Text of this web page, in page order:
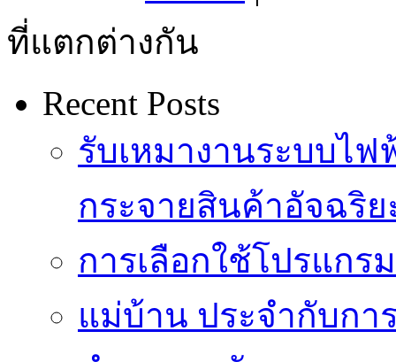
ที่แตกต่างกัน
Recent Posts
รับเหมางานระบบไ
กระจายสินค้าอัจฉริย
การเลือกใช้โปรแกร
แม่บ้าน ประจำกับกา